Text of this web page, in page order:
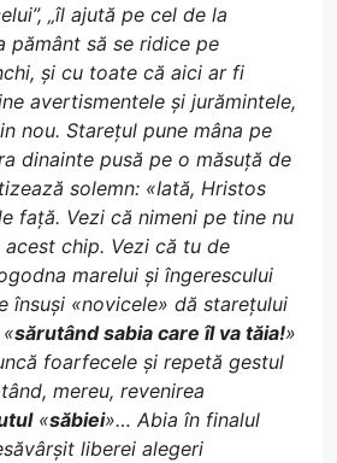
„îl ajută pe cel de la
pământ să se ridice pe
și cu toate că aici ar fi
avertismentele și jurămintele,
nou. Starețul pune mâna pe
dinainte pusă pe o măsuță de
solemn: «Iată, Hristos
față. Vezi că nimeni pe tine nu
chip. Vezi că tu de
marelui și îngerescului
însuși «novicele» dă starețului
sărutând sabia care îl va tăia!»
foarfecele și repetă gestul
mereu, revenirea
«săbiei»… Abia în finalul
liberei alegeri